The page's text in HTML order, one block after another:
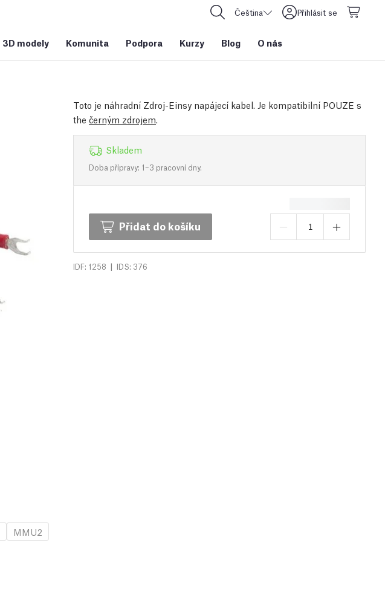
Čeština Přihlásit se
3D modely Komunita Podpora Kurzy Blog O nás
Toto je náhradní Zdroj-Einsy napájecí kabel. Je kompatibilní POUZE s
the černým zdrojem.
Skladem
Doba přípravy: 1–3 pracovní dny.
Přidat do košíku
IDF: 1258 | IDS: 376
MMU2